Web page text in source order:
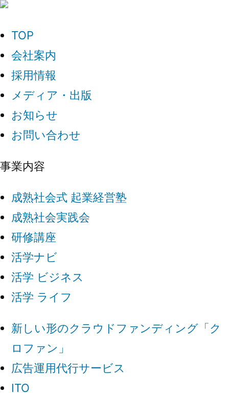
TOP
会社案内
採用情報
メディア・出版
お知らせ
お問い合わせ
事業内容
成熟社会式 起業経営塾
成熟社会実践会
研修講座
活学ナビ
活学 ビジネス
活学 ライフ
新しい形のクラウドファンディング「ク
ロファン」
広告運用代行サービス
ITO